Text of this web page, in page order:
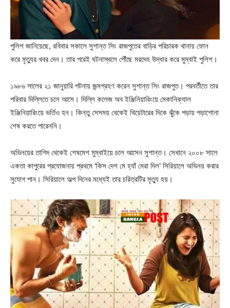
পুলিশ জানিয়েছে, রবিবার সকালে সুশান্ত সিং রাজপুতের বাড়ির পরিচারক থানায় ফোন
করে মৃত্যুর খবর দেন। তার পরেই ঘটনাস্থলে পৌঁছে মরদেহ উদ্ধার করে মুম্বাই পুলিশ।
১৯৮৬ সালের ২১ জানুয়ারি পটনায় জন্মগ্রহণ করেন সুশান্ত সিং রাজপুত। পরবর্তীতে তার
পরিবার দিল্লিতে চলে আসে। দিল্লি কলেজ অব ইঞ্জিনিয়ারিংয়ে মেকানিক্যাল
ইঞ্জিনিয়ারিংয়ে ভর্তিও হন। কিন্তু সেসময় থেকেই থিয়েটারের দিকে ঝুঁকে পড়ায় পড়াশোনা
শেষ করতে পারেননি।
অভিনয়ের তাগিদ থেকেই শেষমেশ মুম্বাইয়ে চলে আসেন সুশান্ত। সেখানে ২০০৮ সালে
একতা কাপুরের প্রযোজনায় প্রথমে ‘কিস দেশ মে হ্যাঁ মেরা দিল’ সিরিয়ালে অভিনয় করার
সুযোগ পান। সিরিয়ালে অল্প দিনের মধ্যেই তার চরিত্রটির মৃত্যু হয়।